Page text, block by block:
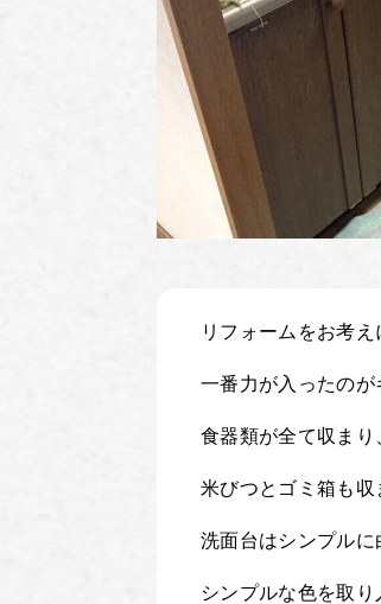
リフォームをお考
一番力が入ったのが
食器類が全て収まり
米びつとゴミ箱も収
洗面台はシンプルに
シンプルな色を取